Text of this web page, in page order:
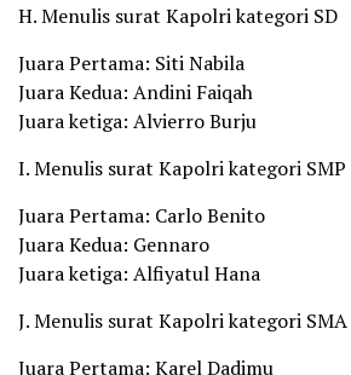
H. Menulis surat Kapolri kategori SD
Juara Pertama: Siti Nabila
Juara Kedua: Andini Faiqah
Juara ketiga: Alvierro Burju
I. Menulis surat Kapolri kategori SMP
Juara Pertama: Carlo Benito
Juara Kedua: Gennaro
Juara ketiga: Alfiyatul Hana
J. Menulis surat Kapolri kategori SMA
Juara Pertama: Karel Dadimu